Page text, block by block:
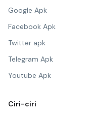
Google Apk
Facebook Apk
Twitter apk
Telegram Apk
Youtube Apk
Ciri-ciri